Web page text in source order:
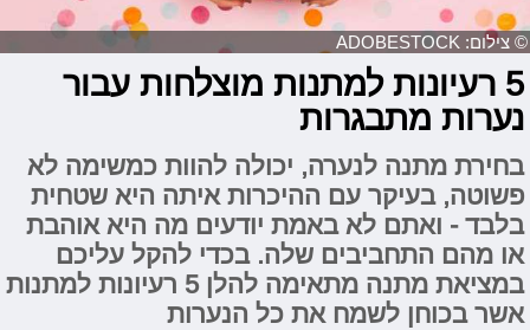
© צילום: ADOBESTOCK
5 רעיונות למתנות מוצלחות עבור
נערות מתבגרות
בחירת מתנה לנערה, יכולה להוות כמשימה לא
פשוטה, בעיקר עם ההיכרות איתה היא שטחית
בלבד - ואתם לא באמת יודעים מה היא אוהבת
או מהם התחביבים שלה. בכדי להקל עליכם
במציאת מתנה מתאימה להלן 5 רעיונות למתנות
אשר בכוחן לשמח את כל הנערות